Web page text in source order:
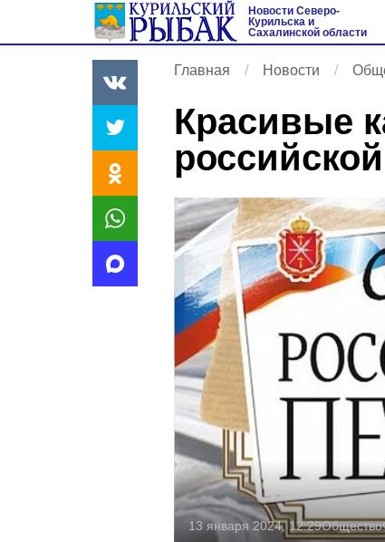
Новости Северо-
Курильска и
Сахалинской области
Главная Новости
Красивые
13 января 2024, 12:29Общество